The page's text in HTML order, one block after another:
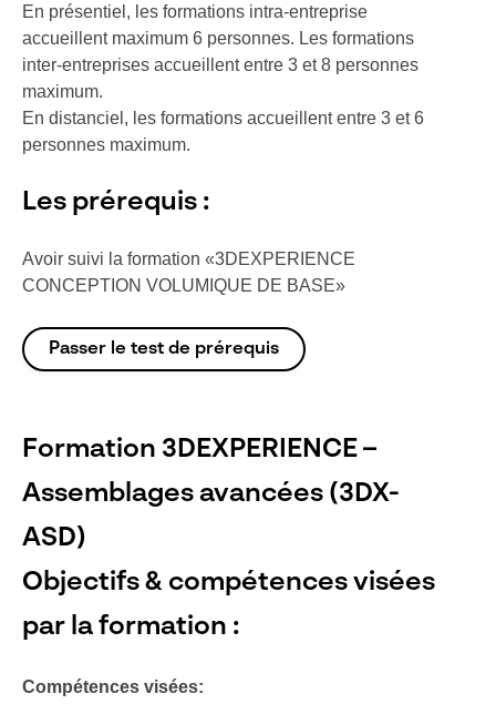
En présentiel, les formations intra-entreprise
accueillent maximum 6 personnes. Les formations
inter-entreprises accueillent entre 3 et 8 personnes
maximum.
En distanciel, les formations accueillent entre 3 et 6
personnes maximum.
Les prérequis :
Avoir suivi la formation «3DEXPERIENCE
CONCEPTION VOLUMIQUE DE BASE»
Passer le test de prérequis
Formation 3DEXPERIENCE –
Assemblages avancées (3DX-
ASD)
Objectifs & compétences visées
par la formation :
Compétences visées: